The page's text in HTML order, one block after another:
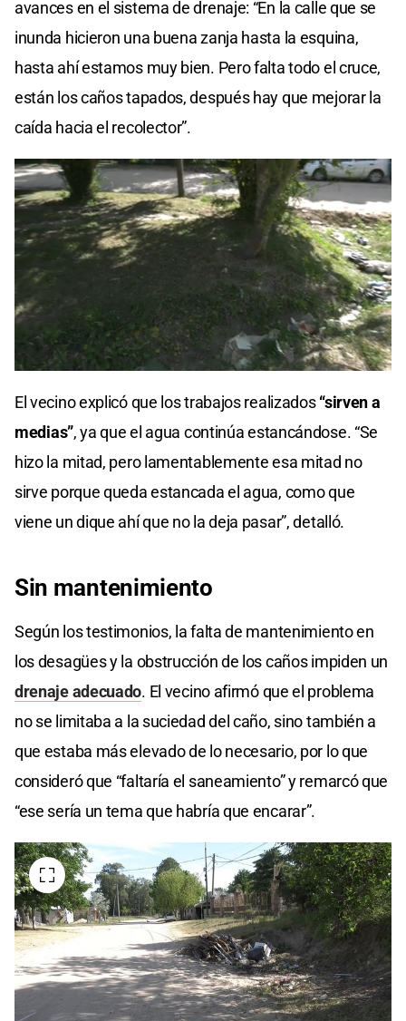
avances en el sistema de drenaje: “En la calle que se
inunda hicieron una buena zanja hasta la esquina,
hasta ahí estamos muy bien. Pero falta todo el cruce,
están los caños tapados, después hay que mejorar la
caída hacia el recolector”.
El vecino explicó que los trabajos realizados“sirven a
medias”, ya que el agua continúa estancándose. “Se
hizo la mitad, pero lamentablemente esa mitad no
sirve porque queda estancada el agua, como que
viene un dique ahí que no la deja pasar”, detalló.
Sin mantenimiento
Según los testimonios, la falta de mantenimiento en
los desagües y la obstrucción de los caños impiden un
drenaje adecuado. El vecino afirmó que el problema
no se limitaba a la suciedad del caño, sino también a
que estaba más elevado de lo necesario, por lo que
consideró que “faltaría el saneamiento” y remarcó que
“ese sería un tema que habría que encarar”.